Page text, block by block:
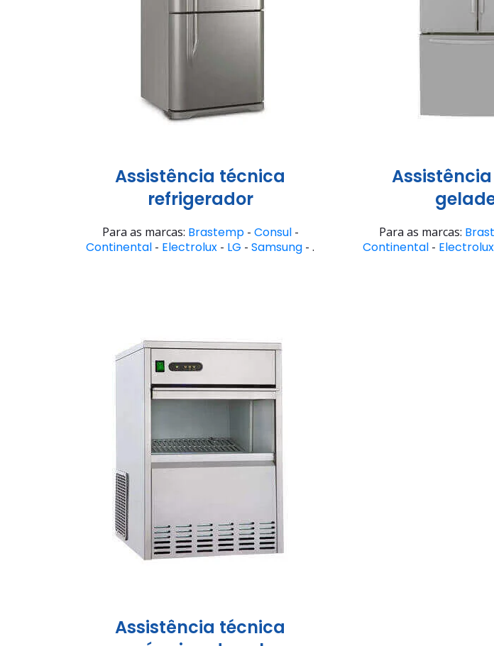
Assistência técnica
refrigerador
Para as marcas: Brastemp- Consul-
Continental - Electrolux - LG - Samsung - .
Para as marcas:
Continental - Electrolux
Assistência técnica